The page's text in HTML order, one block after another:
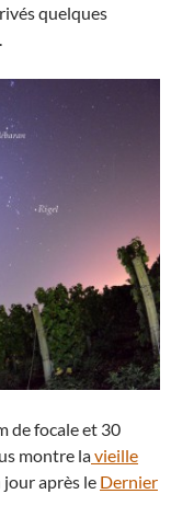
quelques
de focale et 30
montre lavieille
jour après le Dernier
au château de la